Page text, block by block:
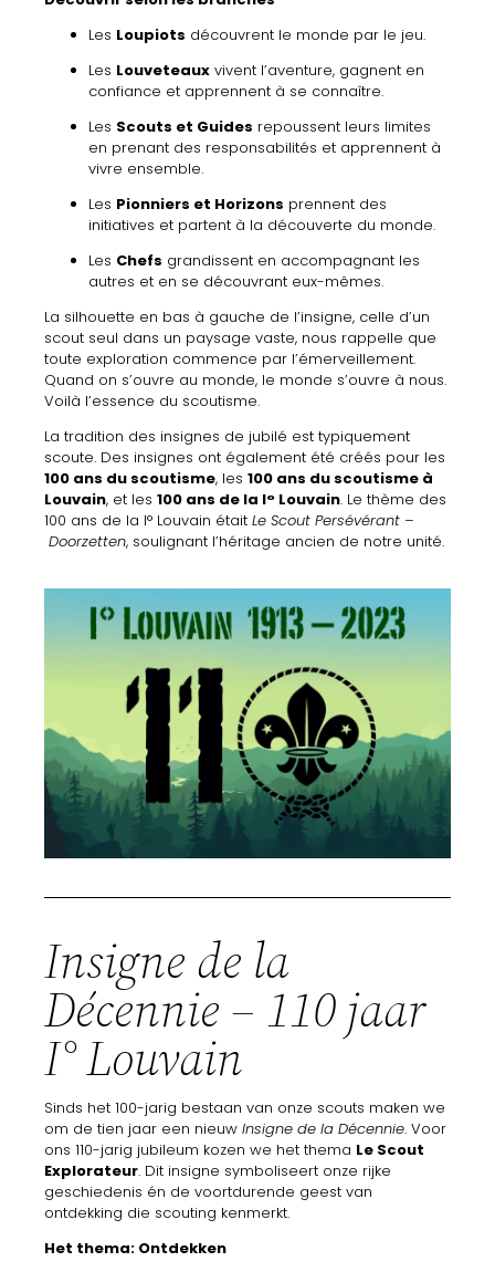
Les Loupiots découvrent le monde par le jeu.
Les Louveteaux vivent l’aventure, gagnent en
confiance et apprennent à se connaître.
Les Scouts et Guides repoussent leurs limites
en prenant des responsabilités et apprennent à
vivre ensemble.
Les Pionniers et Horizons prennent des
initiatives et partent à la découverte du monde.
Les Chefs grandissent en accompagnant les
autres et en se découvrant eux-mêmes.
La silhouette en bas à gauche de l’insigne, celle d’un
scout seul dans un paysagevaste, nous rappelle que
toute exploration commence par l’émerveillement.
Quand on s’ouvre au monde, le monde s’ouvre à nous.
Voilà l’essence du scoutisme.
Latradition des insignes de jubilé esttypiquement
scoute. Des insignes ont également été créés pour les
100 ans du scoutisme, les100 ans du scoutisme à
Louvain, et les100 ans de la I° Louvain. Lethème des
100 ans de la I° Louvain étaitLe Scout Persévérant –
Doorzetten, soulignant l’héritage ancien de notre unité.
Insigne de la
Décennie – 110 jaar
I° Louvain
Sinds het100-jarig bestaanvan onze scouts makenwe
om detien jaar een nieuwInsignedelaDécennie.Voor
ons110-jarig jubileum kozenwe hetthema Le Scout
Explorateur. Dit insigne symboliseert onze rijke
geschiedenis én devoortdurende geestvan
ontdekking die scouting kenmerkt.
Het thema: Ontdekken